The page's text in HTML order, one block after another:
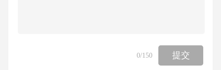
落和布局，确保信息清晰、易于阅读。修复方
法遵循简历的基本格式规范，如使用适当的标
0/150 提交